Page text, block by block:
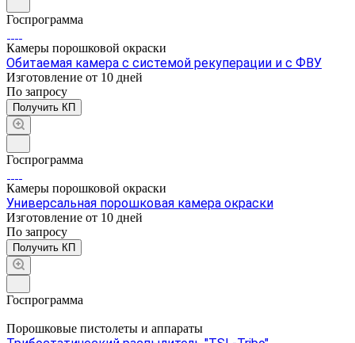
Госпрограмма
Камеры порошковой окраски
Обитаемая камера с системой рекуперации и с ФВУ
Изготовление от 10 дней
По запросу
Получить КП
Госпрограмма
Камеры порошковой окраски
Универсальная порошковая камера окраски
Изготовление от 10 дней
По запросу
Получить КП
Госпрограмма
Порошковые пистолеты и аппараты